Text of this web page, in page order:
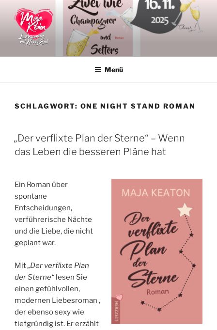
Inhalt
springen
MAJA KEATON
Menü
SCHLAGWORT: ONE NIGHT STAND ROMAN
VERÖFFENTLICHT
AM
„Der verflixte Plan der Sterne“ – Wenn
das Leben die besseren Pläne hat
Ein Roman über
spontane
Entscheidungen,
verführerische Nächte
und die Liebe, die nicht
geplant war.
Mit„Der verflixte Plan
der Sterne“ lesen Sie
einen gefühlvollen,
modernen Liebesroman ,
der ebenso sexy wie
tiefgründig ist. Er erzählt